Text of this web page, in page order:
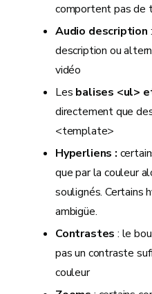
comportent pas
Audio description
description ou
vidéo
Les balises <ul>
directement que
<template>
Hyperliens :
que par la couleur
soulignés. Certains
ambigüe.
Contrastes : le
pas un contraste
couleur